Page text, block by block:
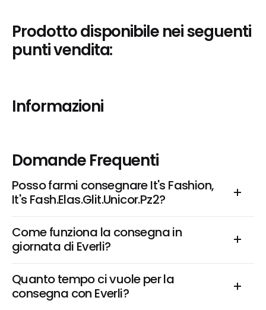
Prodotto disponibile nei seguenti
punti vendita:
Informazioni
Domande Frequenti
Posso farmi consegnare It's Fashion,
It's Fash.Elas.Glit.Unicor.Pz2?
Come funziona la consegna in
giornata di Everli?
Quanto tempo ci vuole per la
consegna con Everli?